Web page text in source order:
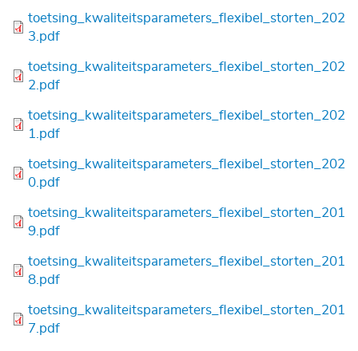
Bestand
toetsing_kwaliteitsparameters_flexibel_storten_202
3.pdf
Bestand
toetsing_kwaliteitsparameters_flexibel_storten_202
2.pdf
Bestand
toetsing_kwaliteitsparameters_flexibel_storten_202
1.pdf
Bestand
toetsing_kwaliteitsparameters_flexibel_storten_202
0.pdf
Bestand
toetsing_kwaliteitsparameters_flexibel_storten_201
9.pdf
Bestand
toetsing_kwaliteitsparameters_flexibel_storten_201
8.pdf
Bestand
toetsing_kwaliteitsparameters_flexibel_storten_201
7.pdf